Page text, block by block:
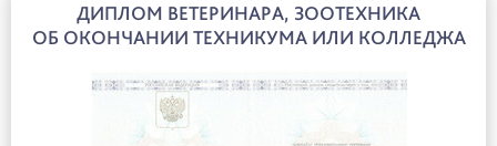
ДИПЛОМ ВЕТЕРИНАРА, ЗООТЕХНИКА
ОБ ОКОНЧАНИИ ТЕХНИКУМА ИЛИ КОЛЛЕДЖА